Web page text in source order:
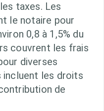
taxes. Les
le notaire pour
0,8 à 1,5% du
couvrent les frais
diverses
les droits
de